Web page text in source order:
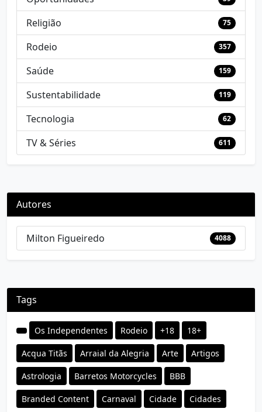
Religião 75
Rodeio 357
Saúde 159
Sustentabilidade 119
Tecnologia 62
TV & Séries 611
Autores
Milton Figueiredo 4088
Tags
Os Independentes Rodeio +18 18+
Acqua Titãs Arraial da Alegria Arte Artigos
Astrologia Barretos Motorcycles BBB
Branded Content Carnaval Cidade Cidades